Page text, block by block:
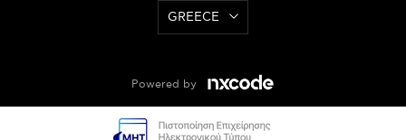
GREECE
Powered by